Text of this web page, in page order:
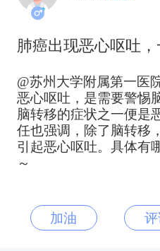
肺癌出现恶心呕吐
@苏州大学附属第一医
恶心呕吐，是需要警惕
脑转移的症状之一便是
任也强调，除了脑转移
引起恶心呕吐。具体有
～
加油